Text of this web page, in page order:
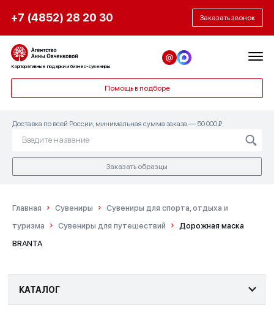
+7 (4852) 28 20 30 Заказать звонок
Корпоративные подарки и бизнес-сувениры
Помощь в подборе
Доставка по всей России, минимальная сумма заказа — 50 000 ₽
Заказать образцы
Главная Сувениры
Сувениры для спорта, отдыха и
туризма
Сувениры для путешествий
Дорожная маска
BRANTA
КАТАЛОГ